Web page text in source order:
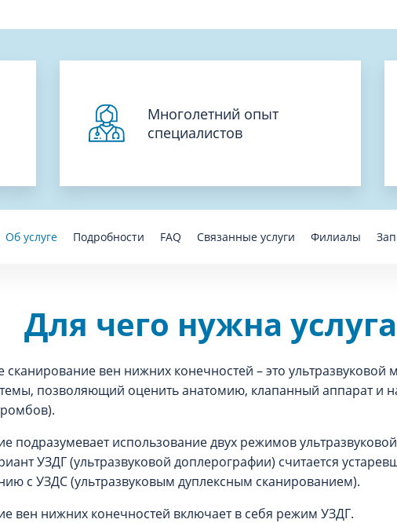
Многолетний опыт
специалистов
Об услуге Подробности FAQ Связанные услуги Филиалы
Для чего нужна услуга
вен нижних конечностей – это ультразвуковой
позволяющий оценить анатомию, клапанный аппарат и
подразумевает использование двух режимов
УЗДГ (ультразвуковой доплерографии) считается
с УЗДС (ультразвуковым дуплексным сканированием).
вен нижних конечностей включает в себя режим УЗДГ.